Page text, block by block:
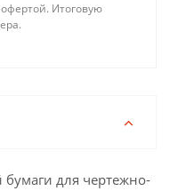
Итоговую
для чертежно-